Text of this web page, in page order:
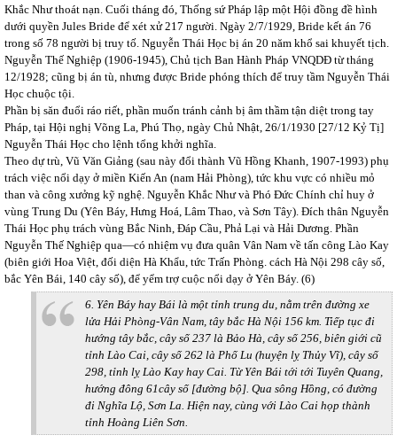
Khắc Như thoát nạn. Cuối tháng đó, Thống sứ Pháp lập một Hội đồng đề hình
dưới quyền Jules Bride để xét xử 217 người. Ngày 2/7/1929, Bride kết án 76
trong số 78 người bị truy tố. Nguyễn Thái Học bị án 20 năm khổ sai khuyết tịch.
Nguyễn Thế Nghiệp (1906-1945), Chủ tịch Ban Hành Pháp VNQDĐ từ tháng
12/1928; cũng bị án tù, nhưng được Bride phóng thích để truy tầm Nguyễn Thái
Học chuộc tội.
Phần bị săn đuổi ráo riết, phần muốn tránh cảnh bị âm thầm tận diệt trong tay
Pháp, tại Hội nghị Võng La, Phú Thọ, ngày Chủ Nhật, 26/1/1930 [27/12 Kỷ Tị]
Nguyễn Thái Học cho lệnh tổng khởi nghĩa.
Theo dự trù, Vũ Văn Giảng (sau này đổi thành Vũ Hồng Khanh, 1907-1993) phụ
trách việc nổi dạy ở miền Kiến An (nam Hải Phòng), tức khu vực có nhiều mỏ
than và công xưởng kỹ nghệ. Nguyễn Khắc Như và Phó Đức Chính chỉ huy ở
vùng Trung Du (Yên Báy, Hưng Hoá, Lâm Thao, và Sơn Tây). Đích thân Nguyễn
Thái Học phụ trách vùng Bắc Ninh, Đáp Cầu, Phả Lại và Hải Dương. Phần
Nguyễn Thế Nghiệp qua—có nhiệm vụ đưa quân Vân Nam về tấn công Lào Kay
(biên giới Hoa Việt, đối diện Hà Khẩu, tức Trấn Phòng. cách Hà Nội 298 cây số,
bắc Yên Bái, 140 cây số), để yểm trợ cuộc nổi dạy ở Yên Báy. (6)
6. Yên Báy hay Bái là một tỉnh trung du, nằm trên đường xe
lửa Hải Phòng-Vân Nam, tây bắc Hà Nội 156 km. Tiếp tục đi
hướng tây bắc, cây số 237 là Bảo Hà, cây số 256, biên giới cũ
tỉnh Lào Cai, cây số 262 là Phố Lu (huyện lỵ Thủy Vĩ), cây số
298, tỉnh lỵ Lào Kay hay Cai. Từ Yên Bái tới tới Tuyên Quang,
hướng đông 61cây số [đường bộ]. Qua sông Hồng, có đường
đi Nghĩa Lộ, Sơn La. Hiện nay, cùng với Lào Cai họp thành
tỉnh Hoàng Liên Sơn.